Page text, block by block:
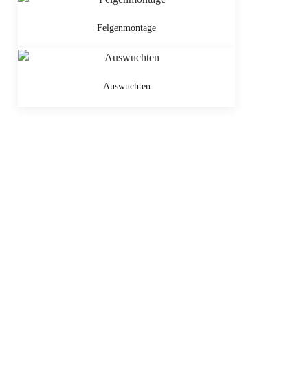
Felgenmontage
Auswuchten